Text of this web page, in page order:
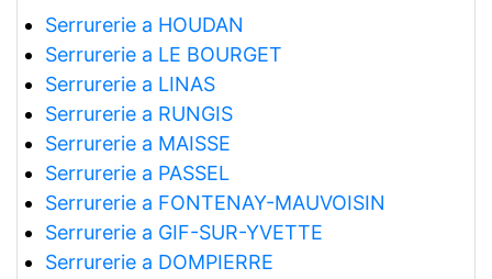
Serrurerie a HOUDAN
Serrurerie a LE BOURGET
Serrurerie a LINAS
Serrurerie a RUNGIS
Serrurerie a MAISSE
Serrurerie a PASSEL
Serrurerie a FONTENAY-MAUVOISIN
Serrurerie a GIF-SUR-YVETTE
Serrurerie a DOMPIERRE